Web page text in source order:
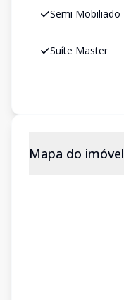
Semi Mobiliado
Suíte Master
Mapa do imóvel